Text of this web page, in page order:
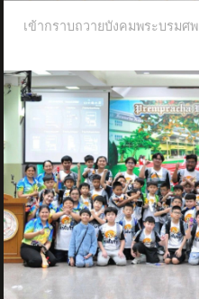
เข้ากราบถวายบังคมพระบรมศพ